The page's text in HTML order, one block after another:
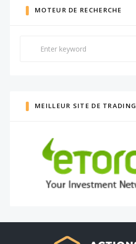
MOTEUR DE RECHERCHE
MEILLEUR SITE DE TRADING